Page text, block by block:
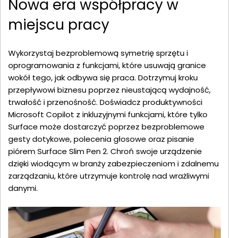
Nowa era współpracy w
miejscu pracy
Wykorzystaj bezproblemową symetrię sprzętu i
oprogramowania z funkcjami, które usuwają granice
wokół tego, jak odbywa się praca. Dotrzymuj kroku
przepływowi biznesu poprzez nieustającą wydajność,
trwałość i przenośność. Doświadcz produktywności
Microsoft Copilot z inkluzyjnymi funkcjami, które tylko
Surface może dostarczyć poprzez bezproblemowe
gesty dotykowe, polecenia głosowe oraz pisanie
piórem Surface Slim Pen 2. Chroń swoje urządzenie
dzięki wiodącym w branży zabezpieczeniom i zdalnemu
zarządzaniu, które utrzymuje kontrolę nad wrażliwymi
danymi.